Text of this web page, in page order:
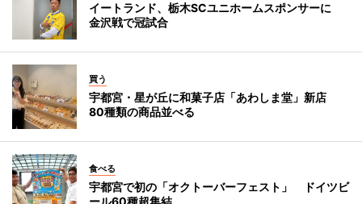
イートランド、栃木SCユニホームスポンサーに
金沢戦で冠試合
買う
宇都宮・星が丘に和菓子店「あわしま堂」新店
80種類の商品並べる
食べる
宇都宮で初の「オクトーバーフェスト」 ドイツビ